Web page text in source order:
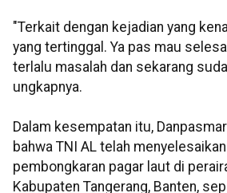
"Terkait dengan kejadian yang
yang tertinggal. Ya pas mau
terlalu masalah dan sekarang
ungkapnya.
Dalam kesempatan itu,
bahwa TNI AL telah
pembongkaran pagar laut di
Kabupaten Tangerang, Banten,